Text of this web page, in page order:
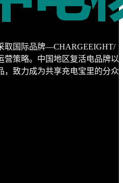
取国际品牌—CHARGEEIGHT/
策略。中国地区复活电品牌以
，致力成为共享充电宝里的分众